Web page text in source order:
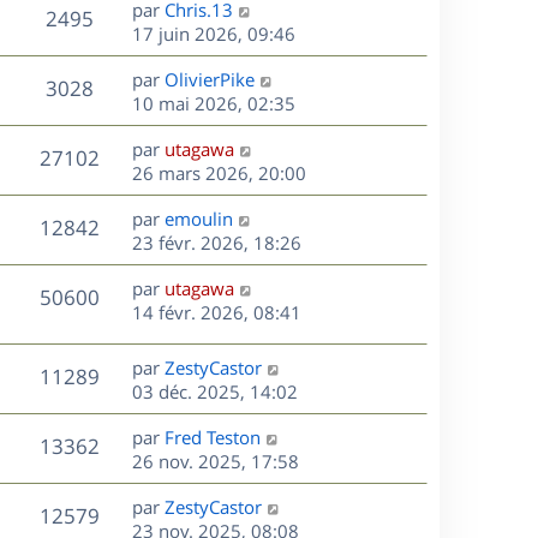
n
i
e
r
m
e
s
s
a
g
e
2495V
u
e
s
D
e
r
n
i
e
r
m
e
s
s
a
g
e
par Chris.13
17 juin 2026, 09:46
3028V
u
e
s
D
e
r
n
i
e
r
m
e
s
s
a
g
e
par OlivierPike
10 mai 2026, 02:35
27102V
u
e
s
D
e
r
n
i
e
r
m
e
s
s
a
g
e
par utagawa
26 mars 2026, 20:00
12842V
u
D
e
r
n
i
e
r
m
e
s
s
a
g
e
par emoulin
23 févr. 2026, 18:26
50600V
u
e
D
e
n
i
e
r
m
e
s
s
par utagawa
14 févr. 2026, 08:41
11289V
u
e
s
D
e
r
n
i
e
r
par ZestyCastor
03 déc. 2025, 14:02
13362V
u
D
e
r
n
i
par Fred Teston
26 nov. 2025, 17:58
12579V
D
e
par ZestyCastor
23 nov. 2025, 08:08